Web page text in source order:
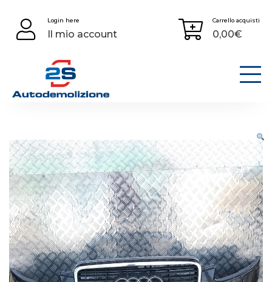
content
Login here
Il mio account
Carrello acquisti
0,00€